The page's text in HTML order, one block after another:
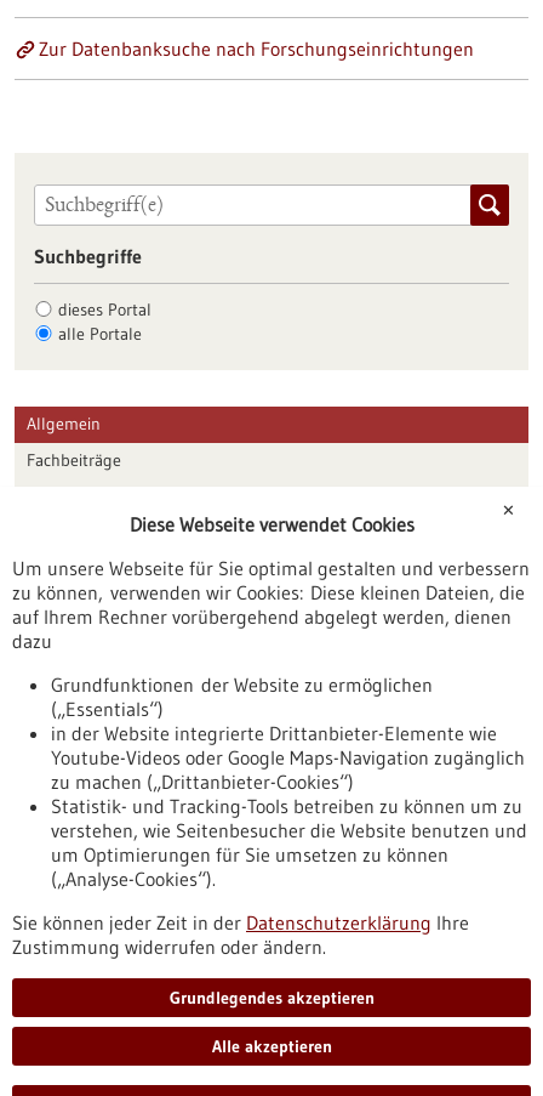
Zur Datenbanksuche nach Forschungseinrichtungen
Suchbegriffe
dieses Portal
alle Portale
Allgemein
Fachbeiträge
Veranstaltungen
Erscheinungsdatum
Nach oben
Informiert bleiben
Newsletter abonnieren
✕
Diese Webseite verwendet Cookies
Um unsere Webseite für Sie optimal gestalten und verbessern
zu können, verwenden wir Cookies: Diese kleinen Dateien, die
auf Ihrem Rechner vorübergehend abgelegt werden, dienen
dazu
Grundfunktionen der Website zu ermöglichen
(„Essentials“)
in der Website integrierte Drittanbieter-Elemente wie
Youtube-Videos oder Google Maps-Navigation zugänglich
zu machen („Drittanbieter-Cookies“)
Statistik- und Tracking-Tools betreiben zu können um zu
verstehen, wie Seitenbesucher die Website benutzen und
um Optimierungen für Sie umsetzen zu können
(„Analyse-Cookies“).
Sie können jeder Zeit in der Datenschutzerklärung Ihre
Zustimmung widerrufen oder ändern.
Grundlegendes akzeptieren
Alle akzeptieren